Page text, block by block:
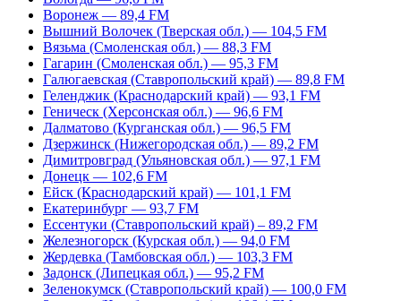
Воронеж — 89,4 FM
Вышний Волочек (Тверская обл.) — 104,5 FM
Вязьма (Смоленская обл.) — 88,3 FM
Гагарин (Смоленская обл.) — 95,3 FM
Галюгаевская (Ставропольский край) — 89,8 FM
Геленджик (Краснодарский край) — 93,1 FM
Геническ (Херсонская обл.) — 96,6 FM
Далматово (Курганская обл.) — 96,5 FM
Дзержинск (Нижегородская обл.) — 89,2 FM
Димитровград (Ульяновская обл.) — 97,1 FM
Донецк — 102,6 FM
Ейск (Краснодарский край) — 101,1 FM
Екатеринбург — 93,7 FM
Ессентуки (Ставропольский край) – 89,2 FM
Железногорск (Курская обл.) — 94,0 FM
Жердевка (Тамбовская обл.) — 103,3 FM
Задонск (Липецкая обл.) — 95,2 FM
Зеленокумск (Ставропольский край) — 100,0 FM